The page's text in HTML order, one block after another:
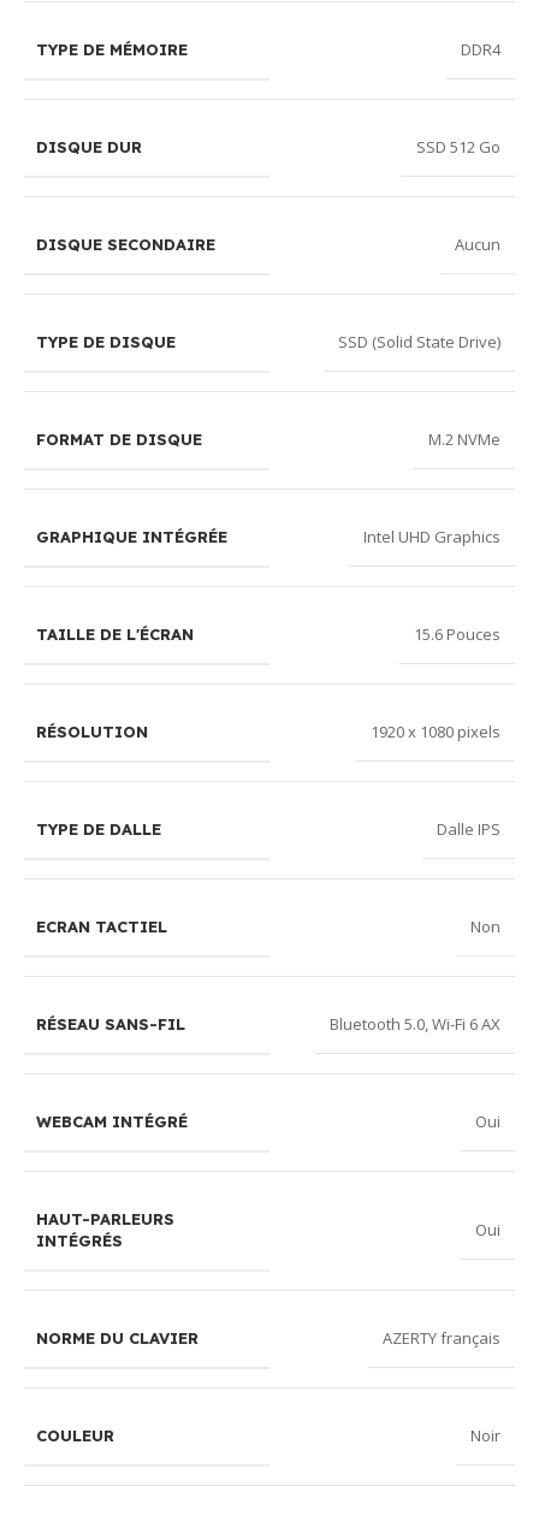
TYPE DE MÉMOIRE DDR4
DISQUE DUR SSD 512 Go
DISQUE SECONDAIRE Aucun
TYPE DE DISQUE SSD (Solid State Drive)
FORMAT DE DISQUE M.2 NVMe
GRAPHIQUE INTÉGRÉE Intel UHD Graphics
TAILLE DE L'ÉCRAN 15.6 Pouces
RÉSOLUTION 1920 x 1080 pixels
TYPE DE DALLE Dalle IPS
ECRAN TACTIEL Non
RÉSEAU SANS-FIL Bluetooth 5.0,Wi-Fi 6 AX
WEBCAM INTÉGRÉ Oui
HAUT-PARLEURS
INTÉGRÉS
Oui
NORME DU CLAVIER AZERTY français
COULEUR Noir